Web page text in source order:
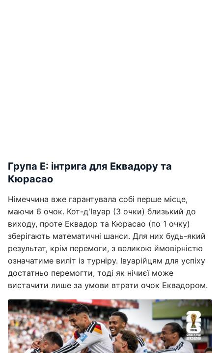
Група E: інтрига для Еквадору та
Кюрасао
Німеччина вже гарантувала собі перше місце,
маючи 6 очок. Кот-д'Івуар (3 очки) близький до
виходу, проте Еквадор та Кюрасао (по 1 очку)
зберігають математичні шанси. Для них будь-який
результат, крім перемоги, з великою ймовірністю
означатиме виліт із турніру. Івуарійцям для успіху
достатньо перемогти, тоді як нічиєї може
вистачити лише за умови втрати очок Еквадором.